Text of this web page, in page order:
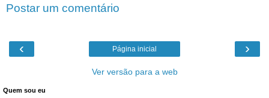
Postar um comentário
‹ ›
Página inicial
Ver versão para a web
Quem sou eu